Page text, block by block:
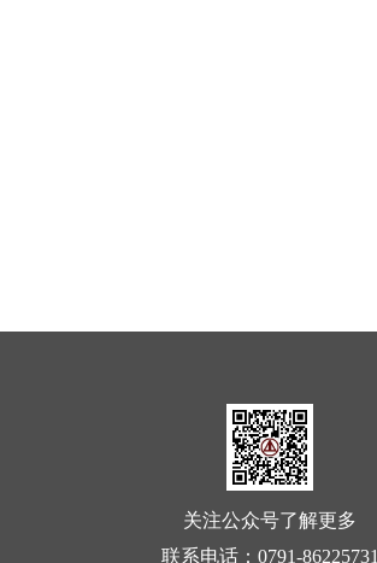
关注公众号了解更多
联系电话： 0791-86225731